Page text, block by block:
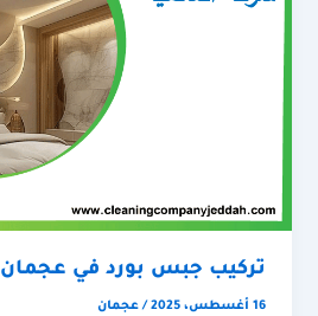
تركيب جبس بورد في عجمان
16 أغسطس، 2025 /عجمان